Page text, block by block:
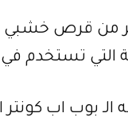
من قرص خشبي
تستخدم في